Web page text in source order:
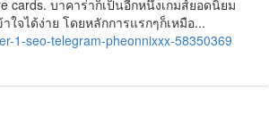
cards. บาคาร่าก็เป็นอีกหนึ่งเกมส์ยอดนิยม
จได้ง่าย โดยหลักการแรกๆก็เหมือ...
1-seo-telegram-pheonnixxx-58350369